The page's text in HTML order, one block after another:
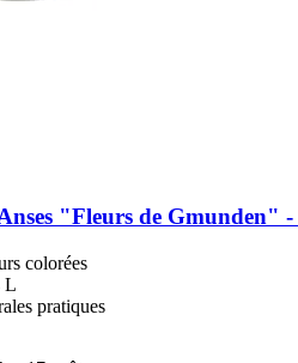
"Fleurs de Gmunden" -​
colorées
L
pratiques